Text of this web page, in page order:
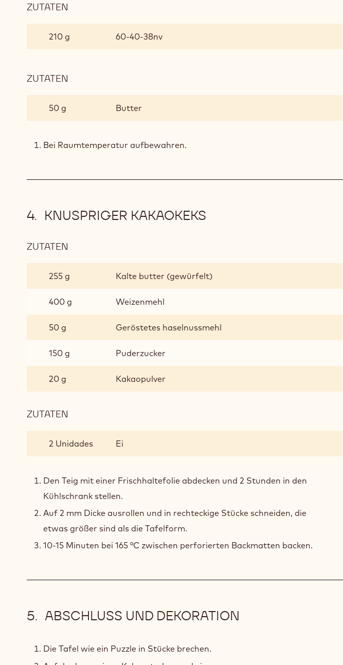
ZUTATEN
DUNKLER
210 g 60-40-38nv
ZUTATEN
50 g Butter
Bei Raumtemperatur aufbewahren.
KNUSPRIGER KAKAOKEKS
ZUTATEN
KAKAOKEKS
255 g Kalte butter (gewürfelt)
400 g Weizenmehl
50 g Geröstetes haselnussmehl
150 g Puderzucker
20 g Kakaopulver
ZUTATEN
KAKAOKEKS
2 Unidades Ei
Den Teig mit einer Frischhaltefolie abdecken und 2 Stunden in den
Kühlschrank stellen.
Auf 2 mm Dicke ausrollen und in rechteckige Stücke schneiden, die
etwas größer sind als die Tafelform.
10-15 Minuten bei 165 °C zwischen perforierten Backmatten backen.
ABSCHLUSS UND DEKORATION
Die Tafel wie ein Puzzle in Stücke brechen.